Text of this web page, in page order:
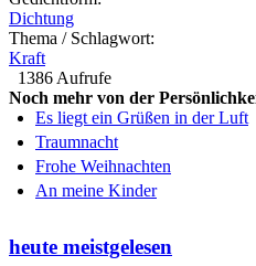
Dichtung
Thema / Schlagwort:
Kraft
1386 Aufrufe
Noch mehr von der
Es liegt ein Grüßen in der Luft
Traumnacht
Frohe Weihnachten
An meine Kinder
heute meistgelesen